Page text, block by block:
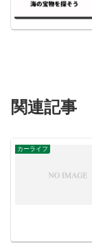
関連記事
カーライフ